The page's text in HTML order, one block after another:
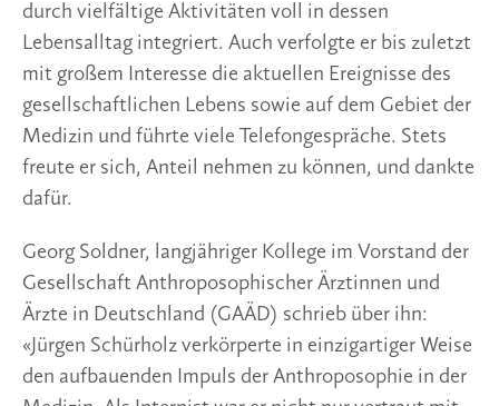
durch vielfältige Aktivitäten voll in dessen
Lebensalltag integriert. Auch verfolgte er bis zuletzt
mit großem Interesse die aktuellen Ereignisse des
gesellschaftlichen Lebens sowie auf dem Gebiet der
Medizin und führte viele Telefongespräche. Stets
freute er sich, Anteil nehmen zu können, und dankte
dafür.
Georg Soldner, langjähriger Kollege im Vorstand der
Gesellschaft Anthroposophischer Ärztinnen und
Ärzte in Deutschland (GAÄD) schrieb über ihn:
«Jürgen Schürholz verkörperte in einzigartiger Weise
den aufbauenden Impuls der Anthroposophie in der